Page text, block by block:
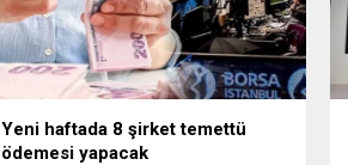
Yeni haftada 8 şirket temettü
ödemesi yapacak